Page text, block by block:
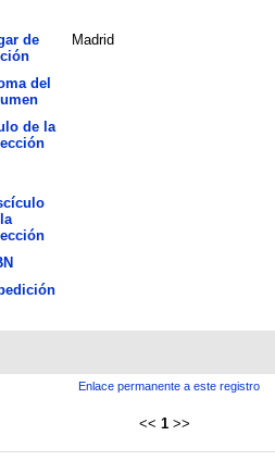
de
Madrid
del
de la
Enlace permanente a este registro
<< 1 >>